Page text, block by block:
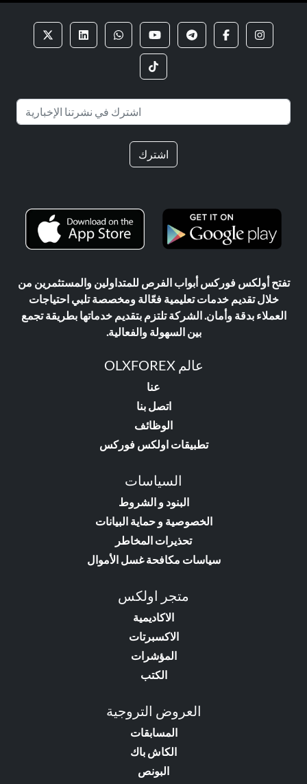
اشترك
تفتح أولكس فوركس أبواب الفرص للمتداولين والمستثمرين من
خلال تقديم خدمات تعليمية فعّالة ومخصصة تلبي احتياجات
العملاء بدقة وأمان. الشركة تلتزم بتقديم خدماتها بطريقة تجمع
بين السهولة والفعالية.
عالم OLXFOREX
عنا
اتصل بنا
الوظائف
تطبيقات اولكس فوركس
السياسات
البنود و الشروط
الخصوصية و حماية البيانات
تحذيرات المخاطر
سياسات مكافحة غسل الأموال
متجر اولكس
الاكاديمية
الاكسبرتات
المؤشرات
الكتب
العروض التروجية
المسابقات
الكاش باك
البونص